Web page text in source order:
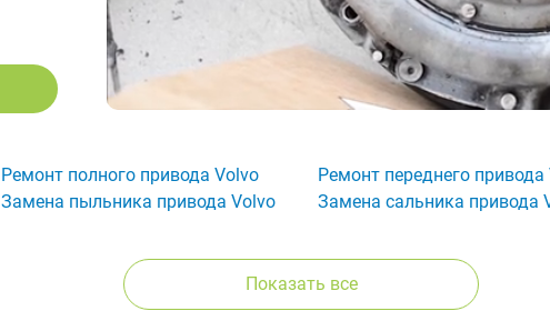
Ремонт полного привода Volvo Ремонт переднего привода
Замена пыльника привода Volvo Замена сальника привода
Показать все